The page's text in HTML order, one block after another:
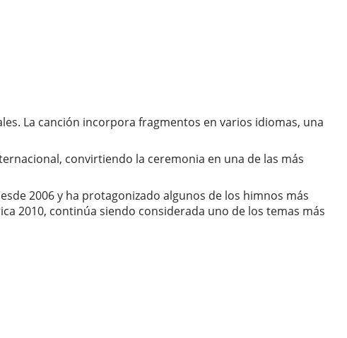
La canción incorpora fragmentos en varios idiomas, una
convirtiendo la ceremonia en una de las más
2006 y ha protagonizado algunos de los himnos más
2010, continúa siendo considerada uno de los temas más